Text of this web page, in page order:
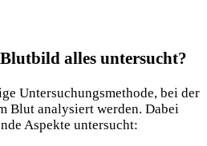
alles untersucht?
Untersuchungsmethode, bei der
Blut analysiert werden. Dabei
Aspekte untersucht: